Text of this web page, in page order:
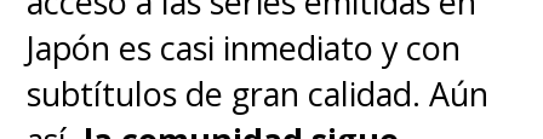
Japón es casi inmediato y con
subtítulos de gran calidad. Aún